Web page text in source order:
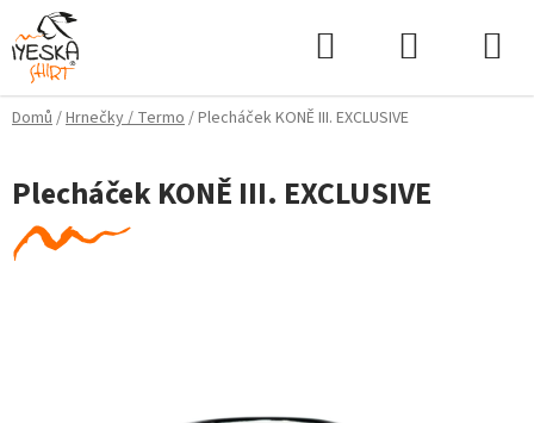
Přejít
na
obsah
Domů/Hrnečky / Termo/Plecháček KONĚ III. EXCLUSIVE
Plecháček KONĚ III. EXCLUSIVE